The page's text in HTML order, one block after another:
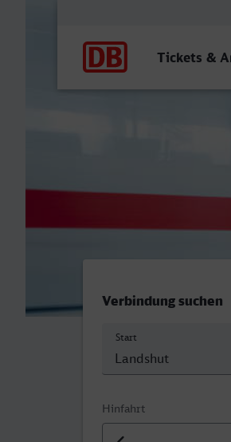
Tickets &
Landshut
Verbindung suchen
Start
Hinfahrt
Datum der Hinfahrt